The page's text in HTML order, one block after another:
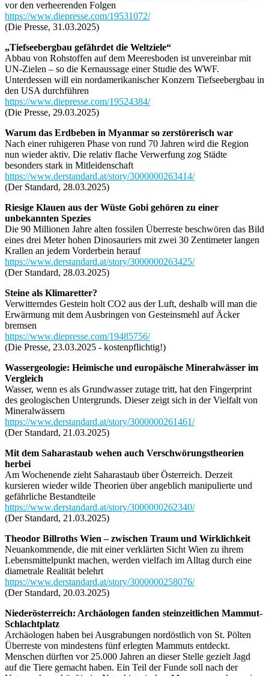
vor den verheerenden Folgen
https://www.diepresse.com/19531072/
(Die Presse, 31.03.2025)
„Tiefseebergbau gefährdet die Weltziele“
Abbau von Rohstoffen auf dem Meeresboden ist unvereinbar mit
UN-Zielen – so die Kernaussage einer Studie des WWF.
Unterdessen will ein nordamerikanischer Konzern Tiefseebergbau in
den USA durchführen
https://www.diepresse.com/19524384/
(Die Presse, 29.03.2025)
Warum das Erdbeben in Myanmar so zerstörerisch war
Nach einer ruhigeren Phase von rund 70 Jahren wird die Region
nun wieder aktiv. Die relativ flache Verwerfung zog Städte
besonders stark in Mitleidenschaft
https://www.derstandard.at/story/3000000263414/
(Der Standard, 28.03.2025)
Riesige Klauen aus der Wüste Gobi gehören zu einer
unbekannten Spezies
Die 90 Millionen Jahre alten fossilen Überreste beschwören das Bild
eines drei Meter hohen Dinosauriers mit zwei 30 Zentimeter langen
Krallen an jedem Vorderbein herauf
https://www.derstandard.at/story/3000000263425/
(Der Standard, 28.03.2025)
Steine als Klimaretter?
Verwitterndes Gestein holt CO2 aus der Luft, deshalb will man die
Erwärmung mit dem Ausbringen von Gesteinsmehl auf Äcker
bremsen
https://www.diepresse.com/19485756/
(Die Presse, 23.03.2025 - kostenpflichtig!)
Wassergeologie: Heimische und europäische Mineralwässer im
Vergleich
Wasser, wenn es als Grundwasser zutage tritt, hat den Fingerprint
des geologischen Untergrunds. Dieser zeigt sich in der Vielfalt von
Mineralwässern
https://www.derstandard.at/story/3000000261461/
(Der Standard, 21.03.2025)
Mit dem Saharastaub wehen auch Verschwörungstheorien
herbei
Am Wochenende zieht Saharastaub über Österreich. Derzeit
kursieren wieder wilde Theorien über angeblich manipulierte und
gefährliche Bestandteile
https://www.derstandard.at/story/3000000262340/
(Der Standard, 21.03.2025)
Theodor Billroths Wien – zwischen Traum und Wirklichkeit
Neuankommende, die mit einer verklärten Sicht Wien zu ihrem
Lebensmittelpunkt machen, werden vielfach im Alltag durch eine
diametrale Realität belehrt
https://www.derstandard.at/story/3000000258076/
(Der Standard, 20.03.2025)
Niederösterreich: Archäologen fanden steinzeitlichen Mammut-
Schlachtplatz
Archäologen haben bei Ausgrabungen nordöstlich von St. Pölten
Überreste von mindestens fünf erlegten Mammuts entdeckt.
Menschen dürften vor 25.000 Jahren an dieser Stelle gezielt Jagd
auf die Tiere gemacht haben. Ein Teil der Funde soll nach der